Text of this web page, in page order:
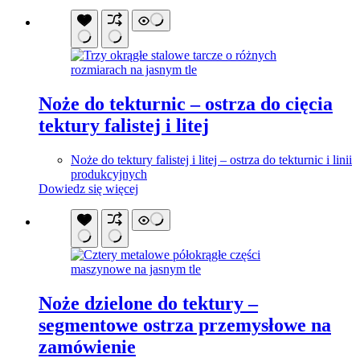
Noże do tekturnic – ostrza do cięcia
tektury falistej i litej
Noże do tektury falistej i litej – ostrza do tekturnic i linii
produkcyjnych
Dowiedz się więcej
Noże dzielone do tektury –
segmentowe ostrza przemysłowe na
zamówienie